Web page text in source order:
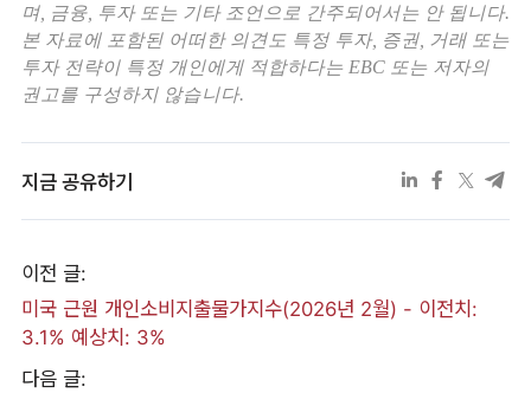
며, 금융, 투자 또는 기타 조언으로 간주되어서는 안 됩니다.
본 자료에 포함된 어떠한 의견도 특정 투자, 증권, 거래 또는
투자 전략이 특정 개인에게 적합하다는 EBC 또는 저자의
권고를 구성하지 않습니다.
지금 공유하기
이전 글:
미국 근원 개인소비지출물가지수(2026년 2월) - 이전치:
3.1% 예상치: 3%
다음 글: